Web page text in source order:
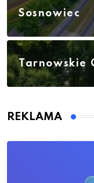
Sosnowiec
Tarnowskie
REKLAMA